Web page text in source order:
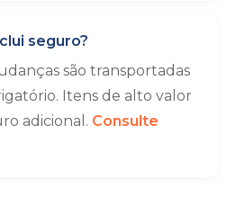
seguro?
são transportadas
Itens de alto valor
adicional. Consulte